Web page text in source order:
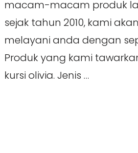
macam-macam produk
sejak tahun 2010, kami
melayani anda dengan
Produk yang kami
kursi olivia. Jenis …